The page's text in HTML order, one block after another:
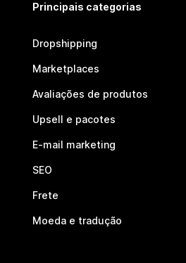
Principais categorias
Dropshipping
Marketplaces
Avaliações de produtos
Upsell e pacotes
E-mail marketing
SEO
Frete
Moeda e tradução